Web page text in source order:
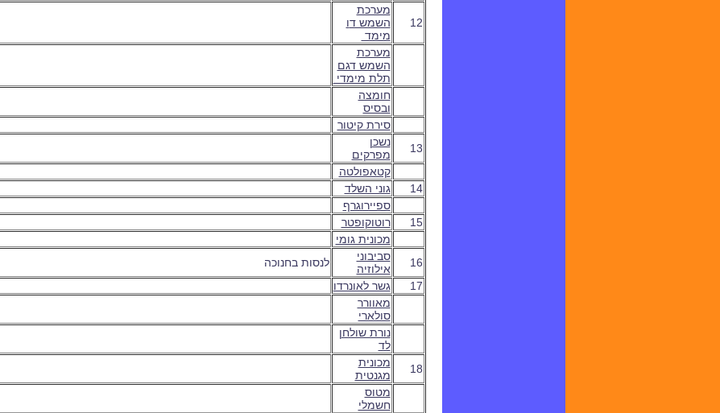
12
מערכת
השמש דו
מימד
מערכת
השמש דגם
תלת מימדי
חומצה
ובסיס
סירת קיטור
13
נשכן
מפרקים
קטאפולטה
14
גוני השלד
ספיירוגרף
15
רוטוקופטר
מכונית גומי
16
סביבוני
אילוזיה
לנסות בחנוכה
17
גשר לאונרדו
מאוורר
סולארי
נורת שולחן
לד
18
מכונית
מגנטית
מטוס
חשמלי